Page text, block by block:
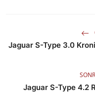
Jaguar S-Type 3.0
Jaguar S-Type 4.2